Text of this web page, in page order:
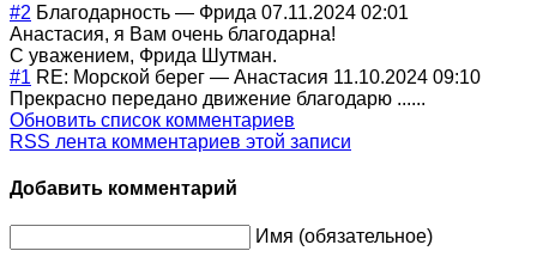
#2 Благодарность — Фрида 07.11.2024 02:01
Анастасия, я Вам очень благодарна!
С уважением, Фрида Шутман.
#1 RE: Морской берег — Анастасия 11.10.2024 09:10
Прекрасно передано движение благодарю ......
Обновить список комментариев
RSS лента комментариев этой записи
Добавить комментарий
Имя (обязательное)